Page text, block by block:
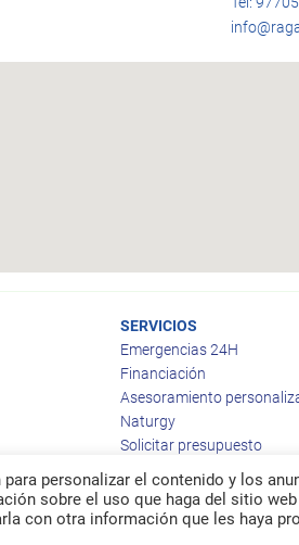
SERVICIOS
Emergencias 24H
Financiación
Asesoramiento
Naturgy
Solicitar presupuesto
personalizar el contenido y los
sobre el uso que haga del sitio
con otra información que les haya